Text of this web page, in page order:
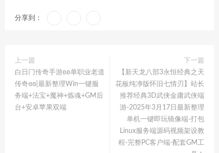
分享到：
上一篇
白日门传奇手游ʚʚ单职业老道
传奇ɞɞ|最新整理Win一键服
务端+法宝+魔神+炼魂+GM后
台+安卓苹果双端
下一篇
【新天龙八部3永恒经典之天
花板纯净版怀旧七情刃】站长
推荐经典3D武侠金庸武侠端
游-2025年3月17日最新整理
单机一键即玩镜像端-打包
Linux服务端源码视频架设教
程-完整PC客户端-配套GM工